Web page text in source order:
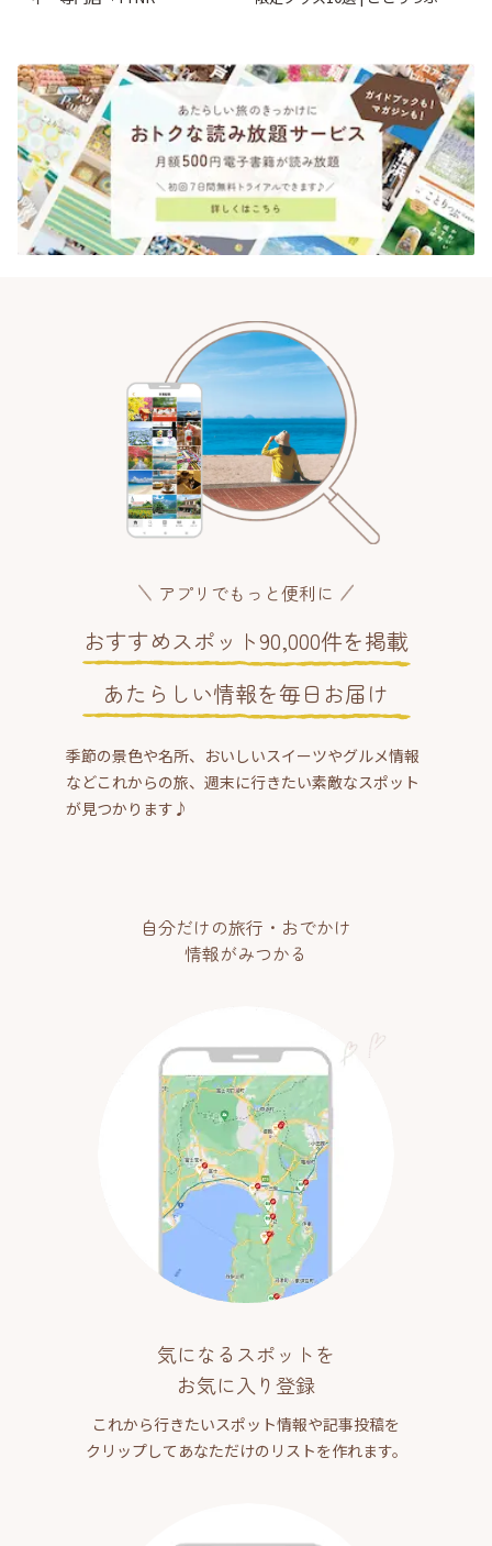
アプリでもっと便利に
おすすめスポット90,000件を掲載
あたらしい情報を毎日お届け
季節の景色や名所、おいしいスイーツやグルメ情報
などこれからの旅、週末に行きたい素敵なスポット
が見つかります♪
自分だけの旅行・おでかけ
情報がみつかる
気になるスポットを
お気に入り登録
これから行きたいスポット情報や記事投稿を
クリップしてあなただけのリストを作れます。